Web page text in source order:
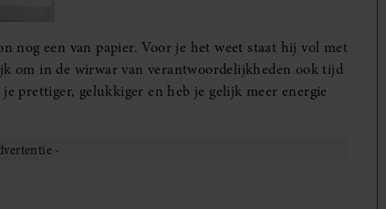
nog een van papier. Voor je het weet staat hij vol met
om in de wirwar van verantwoordelijkheden ook tijd
prettiger, gelukkiger en heb je gelijk meer energie